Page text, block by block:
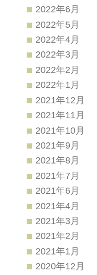
2022年6月
2022年5月
2022年4月
2022年3月
2022年2月
2022年1月
2021年12月
2021年11月
2021年10月
2021年9月
2021年8月
2021年7月
2021年6月
2021年4月
2021年3月
2021年2月
2021年1月
2020年12月